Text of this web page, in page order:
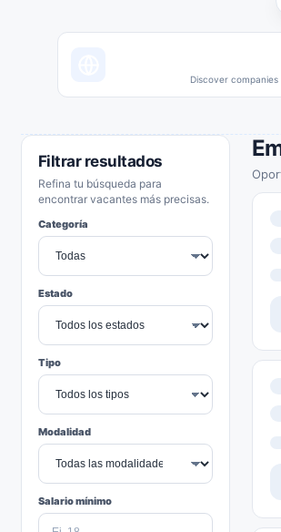
Discover
Filtrar resultados
Refina tu búsqueda para
encontrar vacantes más precisas.
Categoría
Estado
Tipo
Modalidad
Salario mínimo